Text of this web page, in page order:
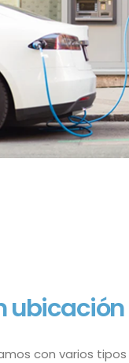
ubicación
con varios